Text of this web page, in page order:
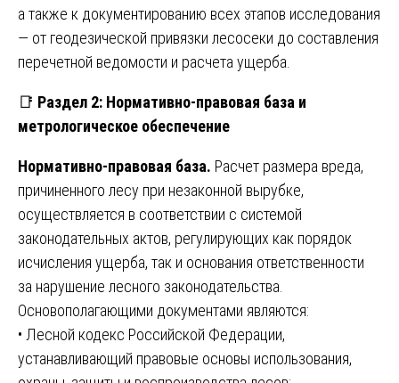
а также к документированию всех этапов исследования
— от геодезической привязки лесосеки до составления
перечетной ведомости и расчета ущерба.
📑 Раздел 2: Нормативно-правовая база и
метрологическое обеспечение
Нормативно-правовая база. Расчет размера вреда,
причиненного лесу при незаконной вырубке,
осуществляется в соответствии с системой
законодательных актов, регулирующих как порядок
исчисления ущерба, так и основания ответственности
за нарушение лесного законодательства.
Основополагающими документами являются:
• Лесной кодекс Российской Федерации,
устанавливающий правовые основы использования,